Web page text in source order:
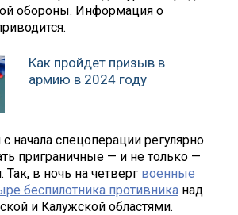
обороны. Информация о
Как пройдет призыв в
армию в 2024 году
начала спецоперации регулярно
приграничные — и не только —
в ночь на четверг военные
беспилотника противника над
и Калужской областями.